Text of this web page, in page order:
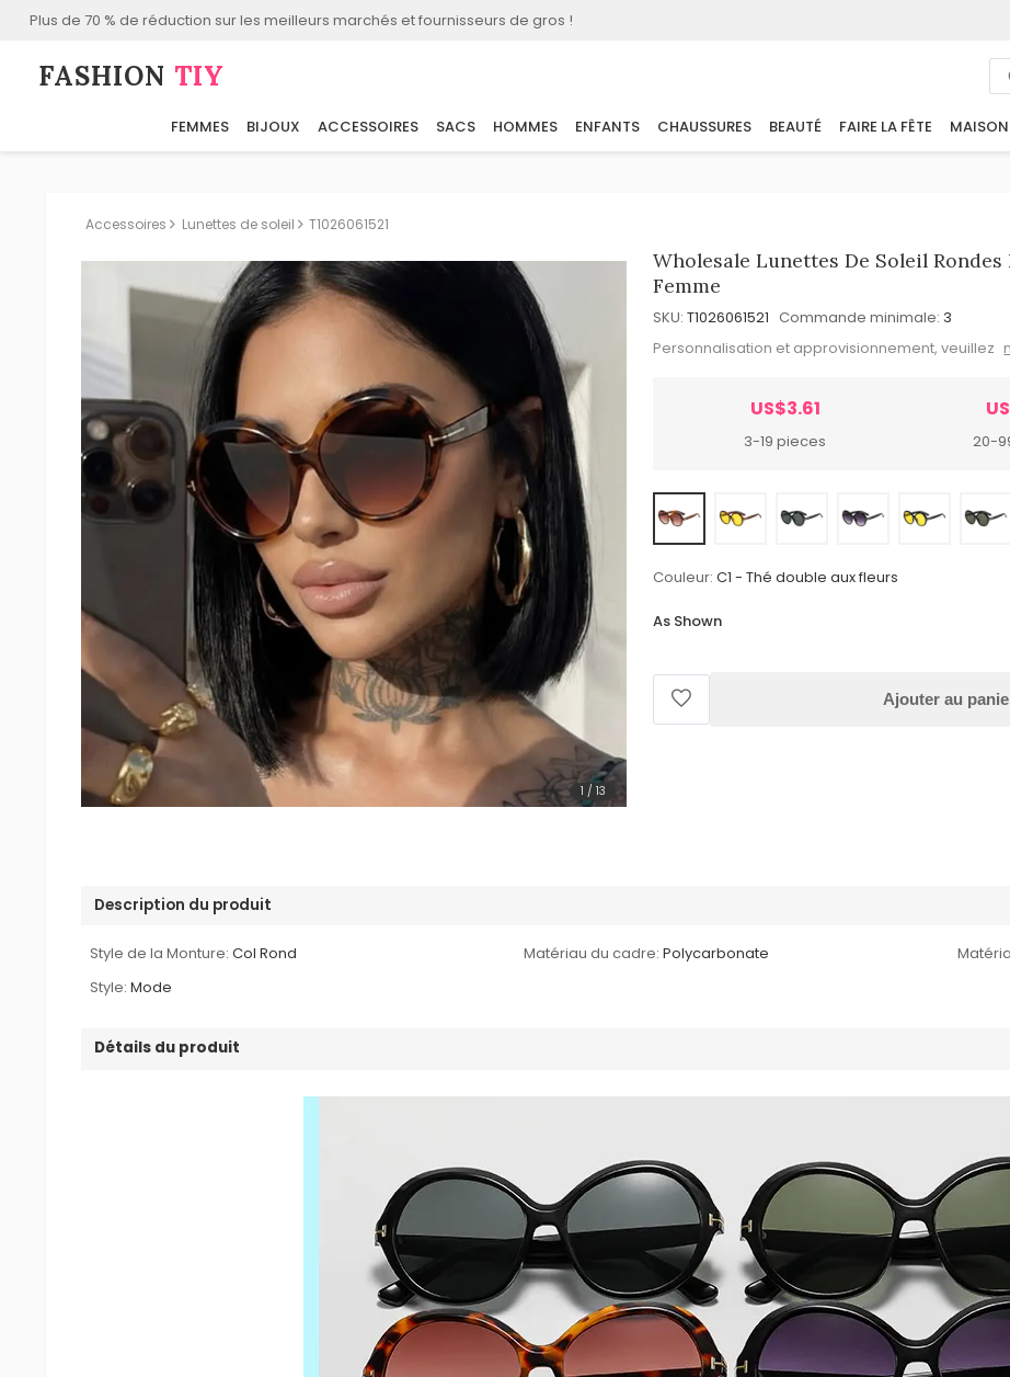
Plus de 70 % de réduction sur les meilleurs marchés et fournisseurs de gros !
FASHION⁠ TIY
FEMMES BIJOUX ACCESSOIRES SACS HOMMES ENFANTS CHAUSSURES BEAUTÉ FAIRE LA FÊTE MAISON
Accessoires Lunettes de soleil T1026061521
1 / 13
Wholesale Lunettes De Soleil
Femme
SKU: T1026061521 Commande minimale: 3
Personnalisation et approvisionnement, veuillez
US$3.61
3-19 pieces 20-
Couleur: C1 - Thé double aux fleurs
As Shown
Ajouter au
Description du produit
Style de la Monture: Col Rond Matériau du cadre: Polycarbonate
Style: Mode
Détails du produit